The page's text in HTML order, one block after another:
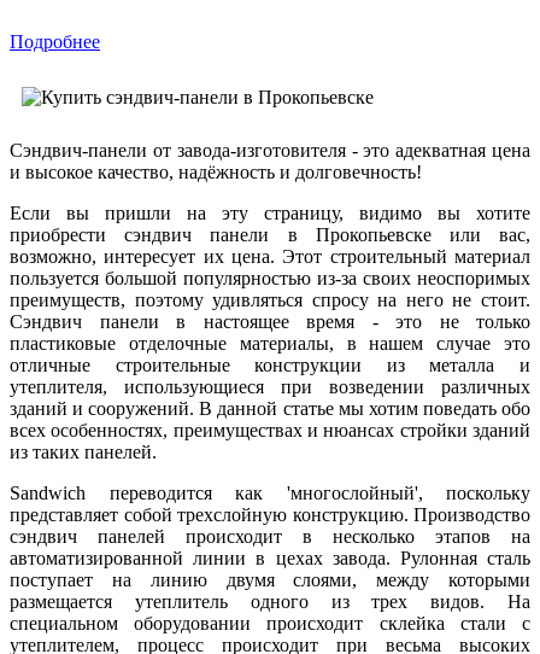
Подробнее
Сэндвич-панели от завода-изготовителя - это адекватная цена
и высокое качество, надёжность и долговечность!
Если вы пришли на эту страницу, видимо вы хотите
приобрести сэндвич панели в Прокопьевске или вас,
возможно, интересует их цена. Этот строительный материал
пользуется большой популярностью из-за своих неоспоримых
преимуществ, поэтому удивляться спросу на него не стоит.
Сэндвич панели в настоящее время - это не только
пластиковые отделочные материалы, в нашем случае это
отличные строительные конструкции из металла и
утеплителя, использующиеся при возведении различных
зданий и сооружений. В данной статье мы хотим поведать обо
всех особенностях, преимуществах и нюансах стройки зданий
из таких панелей.
Sandwich переводится как 'многослойный', поскольку
представляет собой трехслойную конструкцию. Производство
сэндвич панелей происходит в несколько этапов на
автоматизированной линии в цехах завода. Рулонная сталь
поступает на линию двумя слоями, между которыми
размещается утеплитель одного из трех видов. На
специальном оборудовании происходит склейка стали с
утеплителем, процесс происходит при весьма высоких